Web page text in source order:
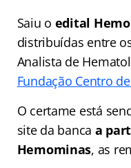
Saiu o edital
distribuídas entre
Analista de
Fundação Centro
O certame está
site da banca a
Hemominas, as